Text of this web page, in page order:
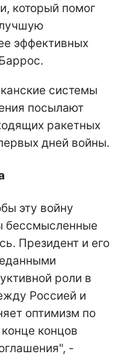
который помог
эффективных
системы
посылают
ракетных
дней войны.
эту войну
бессмысленные
Президент и его
роли в
Россией и
оптимизм по
концов
-